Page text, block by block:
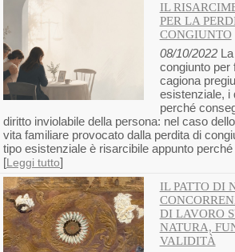
IL
PER LA
CONGIUNTO
08/10/2022La
congiunto per
cagiona
esistenziale, i
perché
diritto inviolabile della persona: nel caso
vita familiare provocato dalla perdita di
tipo esistenziale è risarcibile appunto
[Leggi tutto]
IL PATTO DI
DI LAVORO
NATURA,
VALIDITÀ